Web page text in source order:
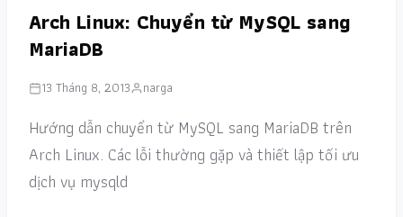
Arch Linux: Chuyển từ MySQL sang
MariaDB
13 Tháng 8, 2013 narga
Hướng dẫn chuyển từ MySQL sang MariaDB trên
Arch Linux. Các lỗi thường gặp và thiết lập tối ưu
dịch vụ mysqld